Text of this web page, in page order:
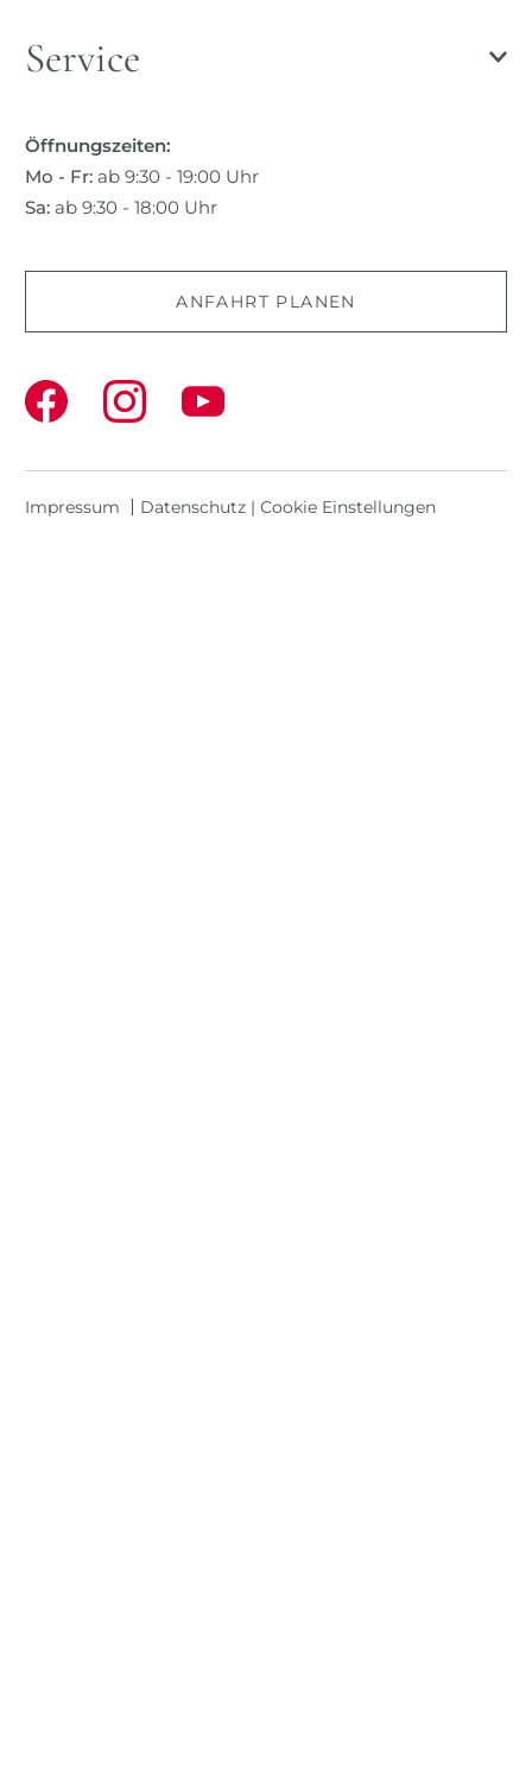
Service
Öffnungszeiten:
Mo - Fr: ab 9:30 - 19:00 Uhr
Sa: ab 9:30 - 18:00 Uhr
ANFAHRT PLANEN
Impressum Datenschutz | Cookie Einstellungen